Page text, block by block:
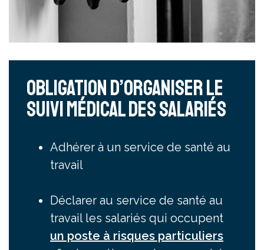
Obligation d’organiser le
suivi médical des salariés
Adhérer à un service de santé au
travail
Déclarer au service de santé au
travail les salariés qui occupent
un poste à risques particuliers